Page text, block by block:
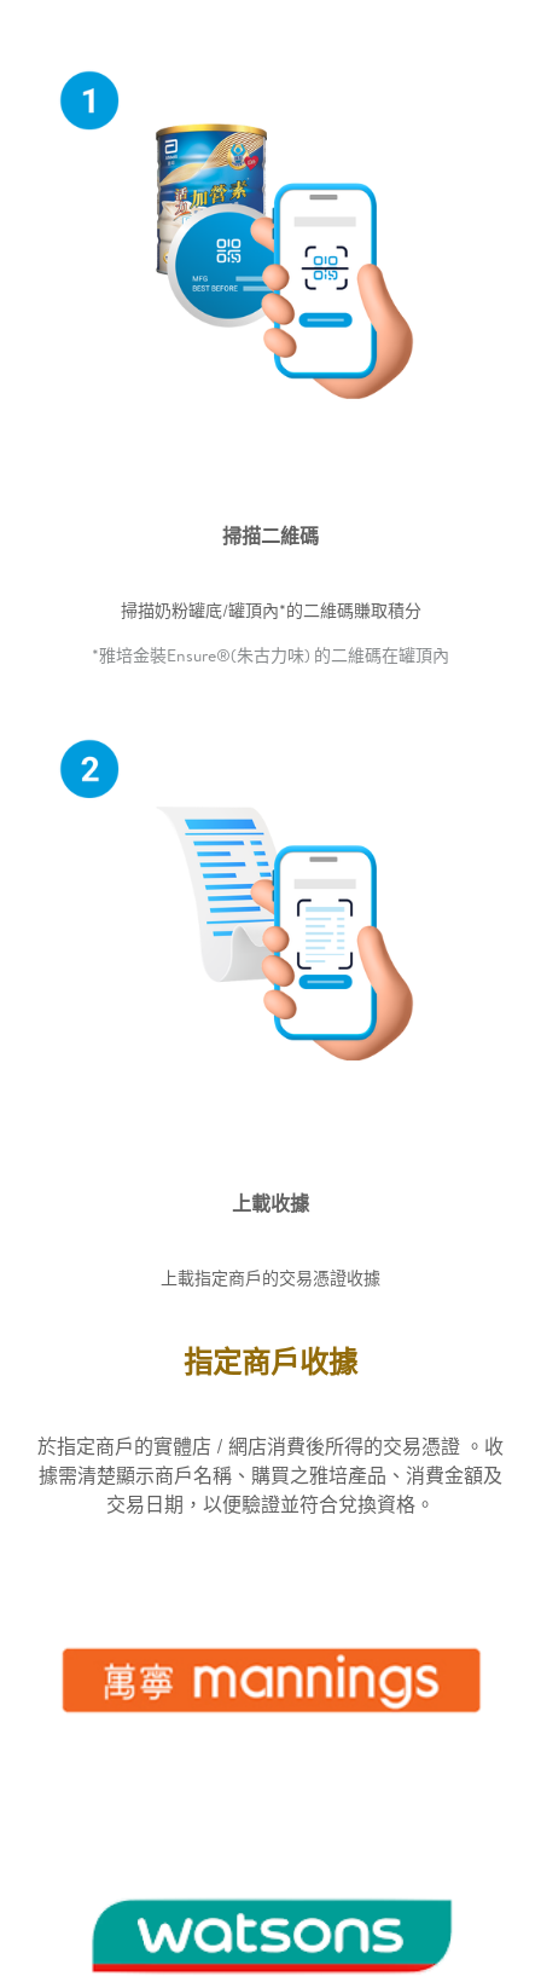
掃描二維碼
掃描奶粉罐底/罐頂內*的二維碼賺取積分
*雅培金裝Ensure®(朱古力味) 的二維碼在罐頂內
上載收據
上載指定商戶的交易憑證收據​
指定商戶收據
於指定商戶的實體店 / 網店消費後所得的交易憑證 。收
據需清楚顯示商戶名稱、購買之雅培產品、消費金額及
交易日期，以便驗證並符合兌換資格。